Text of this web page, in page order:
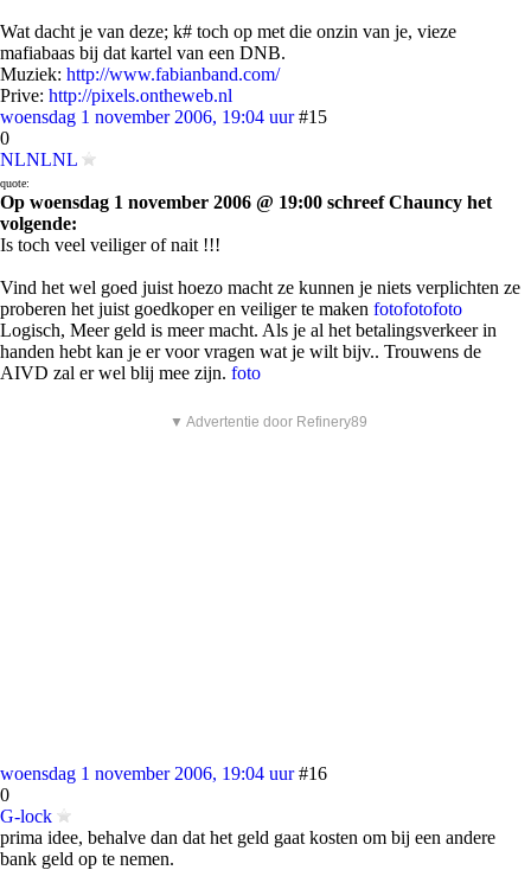
Wat dacht je van deze; k# toch op met die onzin van je, vieze
mafiabaas bij dat kartel van een DNB.
Muziek: http://www.fabianband.com/
Prive: http://pixels.ontheweb.nl
woensdag 1 november 2006, 19:04 uur #15
0
NLNLNL
quote:
Op woensdag 1 november 2006 @ 19:00 schreef Chauncy het
volgende:
Is toch veel veiliger of nait !!!
Vind het wel goed juist hoezo macht ze kunnen je niets verplichten ze
proberen het juist goedkoper en veiliger te maken fotofotofoto
Logisch, Meer geld is meer macht. Als je al het betalingsverkeer in
handen hebt kan je er voor vragen wat je wilt bijv.. Trouwens de
AIVD zal er wel blij mee zijn. foto
▼ Advertentie door Refinery89
woensdag 1 november 2006, 19:04 uur #16
0
G-lock
prima idee, behalve dan dat het geld gaat kosten om bij een andere
bank geld op te nemen.